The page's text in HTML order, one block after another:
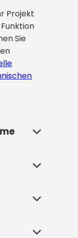
Projekt
Sie
die
mit der